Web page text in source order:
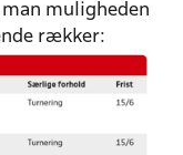
muligheden
rækker: